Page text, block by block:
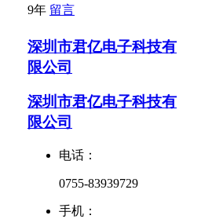
9年 留言
深圳市君亿电子科技有
限公司
深圳市君亿电子科技有
限公司
电话：
0755-83939729
手机：